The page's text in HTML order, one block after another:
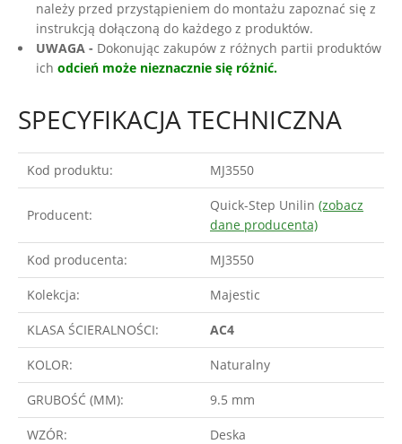
należy przed przystąpieniem do montażu zapoznać się z
instrukcją dołączoną do każdego z produktów.
UWAGA - Dokonując zakupów z różnych partii produktów
ich odcień może nieznacznie się różnić.
SPECYFIKACJA TECHNICZNA
Kod produktu: MJ3550
Producent:
Quick-Step Unilin (zobacz
dane producenta)
Kod producenta: MJ3550
Kolekcja: Majestic
KLASA ŚCIERALNOŚCI: AC4
KOLOR: Naturalny
GRUBOŚĆ (MM): 9.5 mm
WZÓR: Deska